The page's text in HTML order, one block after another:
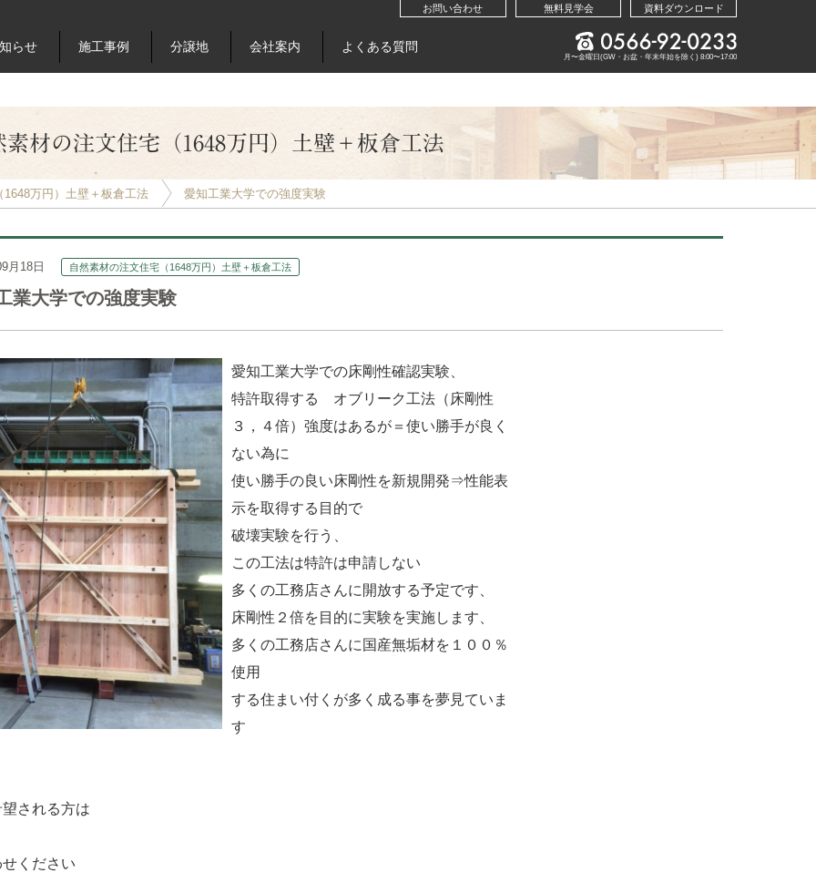
お問い合わせ 無料見学会 資料ダウンロード
月〜金曜日(GW・お盆・年末年始を除く) 8:00〜17:00
らせ 施工事例 分譲地 会社案内 よくある質問
素材の注文住宅（1648万円）土壁＋板倉工法
万円）土壁＋板倉工法 愛知工業大学での強度実験
月18日 自然素材の注文住宅（1648万円）土壁＋板倉工法
業大学での強度実験
愛知工業大学での床剛性確認実験、
特許取得する オブリーク工法（床剛性
３，４倍）強度はあるが＝使い勝手が良く
ない為に
使い勝手の良い床剛性を新規開発⇒性能表
示を取得する目的で
破壊実験を行う、
この工法は特許は申請しない
多くの工務店さんに開放する予定です、
床剛性２倍を目的に実験を実施します、
多くの工務店さんに国産無垢材を１００％
使用
する住まい付くが多く成る事を夢見ていま
す
される方は
ください